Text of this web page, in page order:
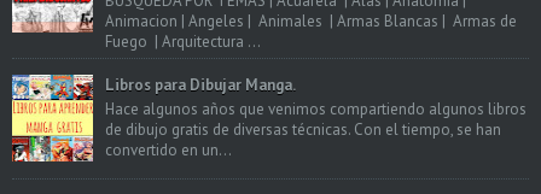
Animacion | Angeles | Animales | Armas Blancas | Armas de
Fuego | Arquitectura ...
Libros para Dibujar Manga.
Hace algunos años que venimos compartiendo algunos libros
de dibujo gratis de diversas técnicas. Con el tiempo, se han
convertido en un...